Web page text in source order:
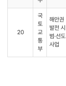
20
국
토
교
통
부
해안권
발전 시
범·선도
사업